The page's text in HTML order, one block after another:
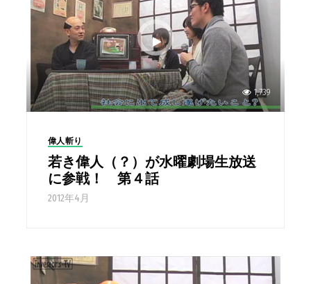
1,739
偉人斬り
若き偉人（？）が水曜劇場生放送
に参戦！ 第４話
2012年4月